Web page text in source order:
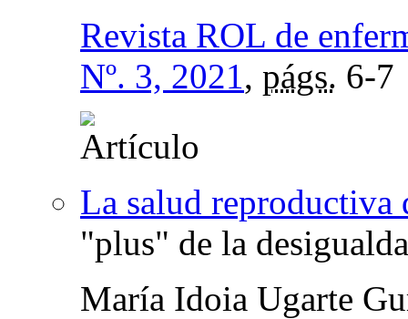
Revista ROL de
Nº. 3, 2021, págs. 6-7
La salud reproductiva
"plus" de la
María Idoia Ugarte